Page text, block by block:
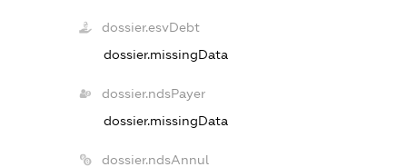
dossier.esvDebt
dossier.missingData
dossier.ndsPayer
dossier.missingData
dossier.ndsAnnul